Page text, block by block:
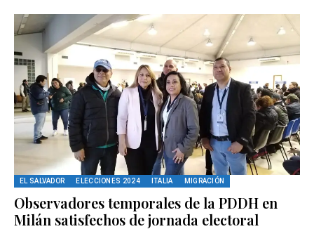
EL SALVADOR ELECCIONES 2024 ITALIA MIGRACIÓN
Observadores temporales de la PDDH en
Milán satisfechos de jornada electoral